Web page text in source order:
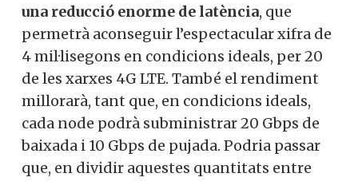
una reducció enorme de latència, que
permetrà aconseguir l’espectacular xifra de
4 mil·lisegons en condicions ideals, per 20
de les xarxes 4G LTE. També el rendiment
millorarà, tant que, en condicions ideals,
cada node podrà subministrar 20 Gbps de
baixada i 10 Gbps de pujada. Podria passar
que, en dividir aquestes quantitats entre